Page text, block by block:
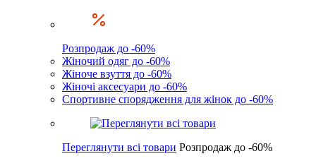
Розпродаж до -60%
Жіночий одяг до -60%
Жіноче взуття до -60%
Жіночі аксесуари до -60%
Спортивне спорядження для жінок до -60%
Переглянути всі товари Розпродаж до -60%